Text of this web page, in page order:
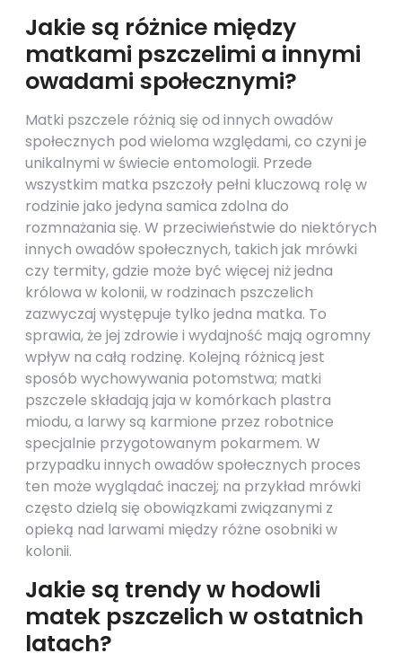
Jakie są różnice między
matkami pszczelimi a innymi
owadami społecznymi?
Matki pszczele różnią się od innych owadów
społecznych pod wieloma względami, co czyni je
unikalnymi w świecie entomologii. Przede
wszystkim matka pszczoły pełni kluczową rolę w
rodzinie jako jedyna samica zdolna do
rozmnażania się. W przeciwieństwie do niektórych
innych owadów społecznych, takich jak mrówki
czy termity, gdzie może być więcej niż jedna
królowa w kolonii, w rodzinach pszczelich
zazwyczaj występuje tylko jedna matka. To
sprawia, że jej zdrowie i wydajność mają ogromny
wpływ na całą rodzinę. Kolejną różnicą jest
sposób wychowywania potomstwa; matki
pszczele składają jaja w komórkach plastra
miodu, a larwy są karmione przez robotnice
specjalnie przygotowanym pokarmem. W
przypadku innych owadów społecznych proces
ten może wyglądać inaczej; na przykład mrówki
często dzielą się obowiązkami związanymi z
opieką nad larwami między różne osobniki w
kolonii.
Jakie są trendy w hodowli
matek pszczelich w ostatnich
latach?